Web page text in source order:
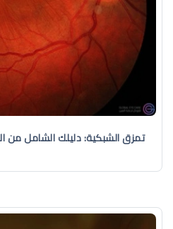
تمزق الشبكية: دليلك الشامل من